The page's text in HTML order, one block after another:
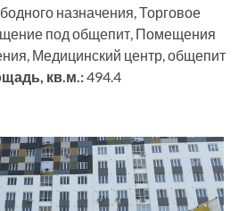
назначения, Торговое
под общепит, Помещения
Медицинский центр, общепит
кв.м.:494.4